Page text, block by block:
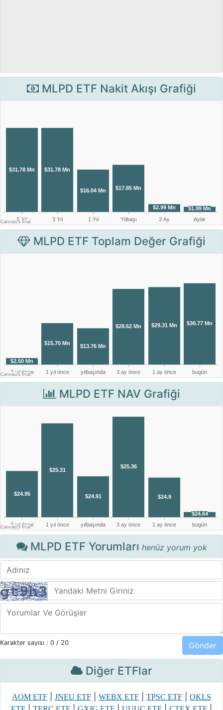
MLPD ETF Nakit Akışı Grafiği
MLPD ETF Toplam Değer Grafiği
MLPD ETF NAV Grafiği
MLPD ETF Yorumları henüz yorum yok
Karakter sayısı : 0 / 20
Diğer ETFlar
AOM ETF JNEU ETF WEBX ETF TPSC ETF
OKLS